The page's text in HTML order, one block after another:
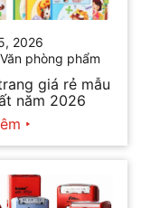
2026
phòng phẩm
giá rẻ mẫu
năm 2026